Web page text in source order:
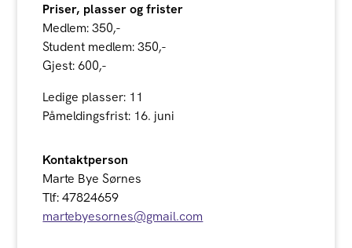
Priser, plasser og frister
Medlem: 350,-
Student medlem: 350,-
Gjest: 600,-
Ledige plasser: 11
Påmeldingsfrist: 16. juni
Kontaktperson
Marte Bye Sørnes
Tlf: 47824659
martebyesornes@gmail.com